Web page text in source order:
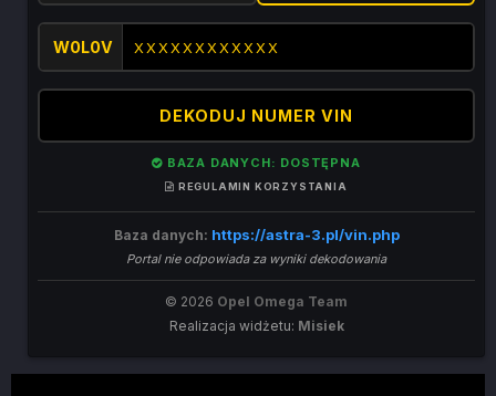
W0L0V
DEKODUJ NUMER VIN
BAZA DANYCH: DOSTĘPNA
REGULAMIN KORZYSTANIA
Baza danych: https://astra-3.pl/vin.php
Portal nie odpowiada za wyniki dekodowania
© 2026 Opel Omega Team
Realizacja widżetu: Misiek